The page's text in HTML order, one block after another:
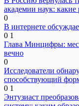
академии наук: какие
0
В интернете
0 1
Глава Минцифры:
вечно
0
Исследователи
способствующий
0 1
Энтузиаст